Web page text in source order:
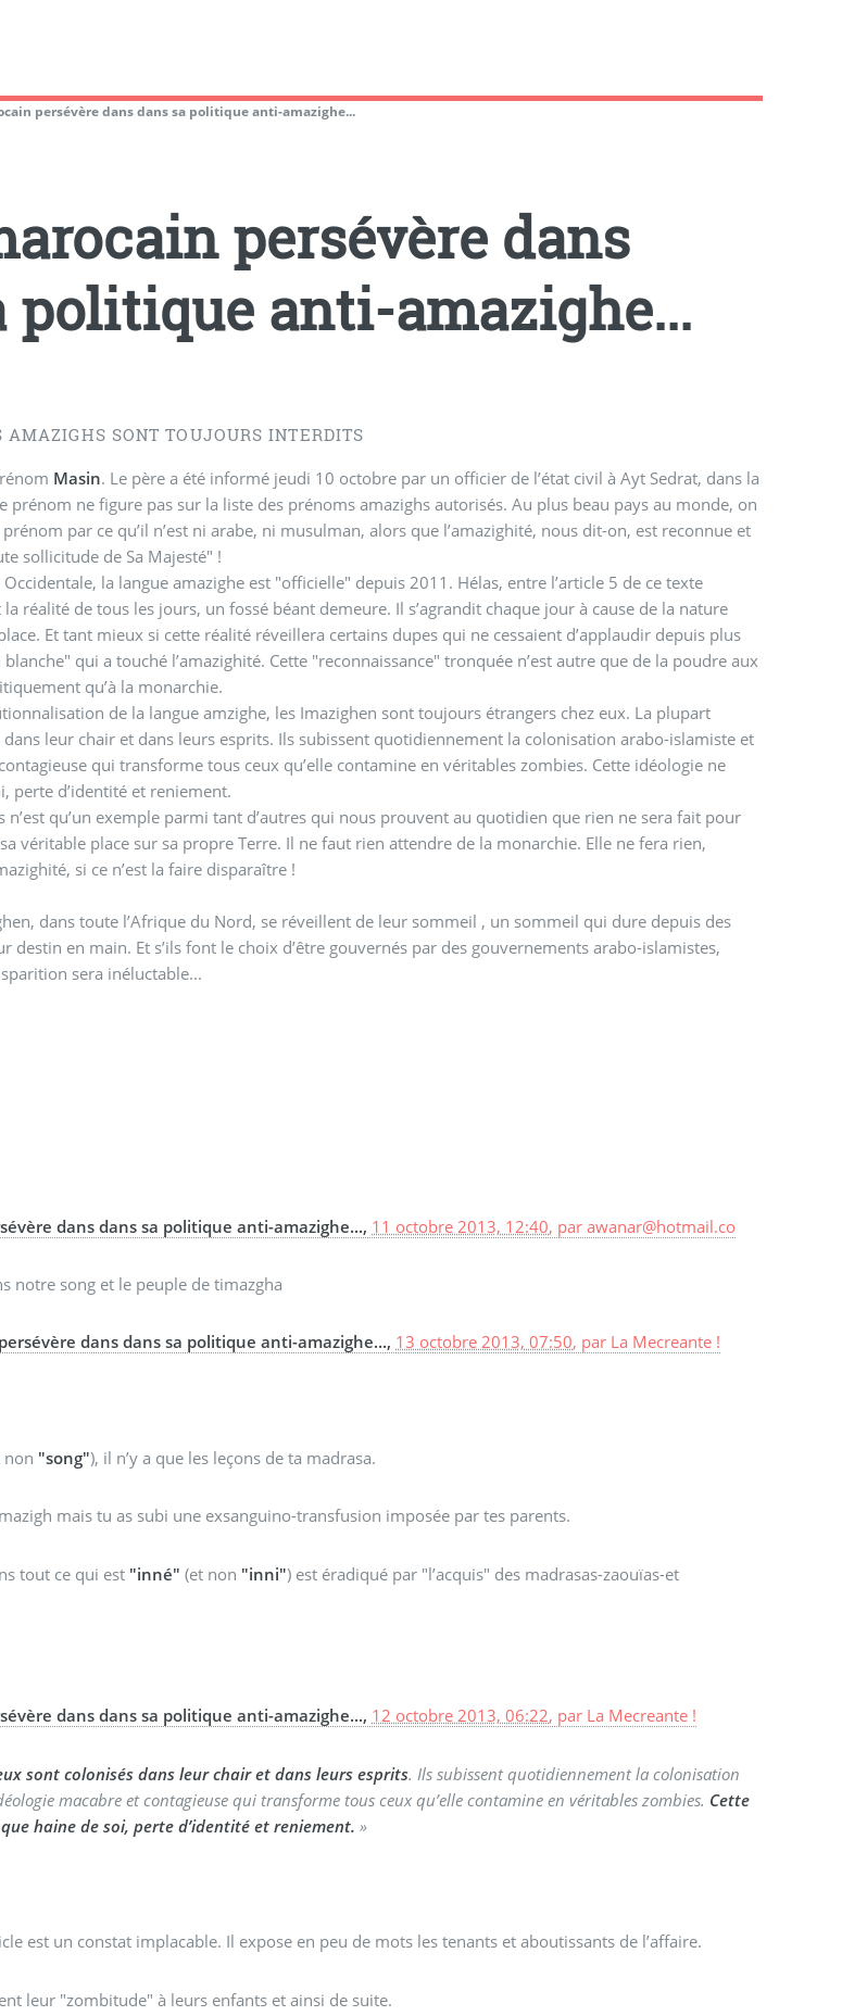
persévère dans dans sa politique anti-amazighe...
persévère dans
politique anti-amazighe...
AMAZIGHS SONT TOUJOURS INTERDITS
Masin. Le père a été informé jeudi 10 octobre par un officier de l’état civil à Ayt Sedrat, dans la
prénom ne figure pas sur la liste des prénoms amazighs autorisés. Au plus beau pays au monde, on
par ce qu’il n’est ni arabe, ni musulman, alors que l’amazighité, nous dit-on, est reconnue et
sollicitude de Sa Majesté" !
Occidentale, la langue amazighe est "officielle" depuis 2011. Hélas, entre l’article 5 de ce texte
réalité de tous les jours, un fossé béant demeure. Il s’agrandit chaque jour à cause de la nature
Et tant mieux si cette réalité réveillera certains dupes qui ne cessaient d’applaudir depuis plus
qui a touché l’amazighité. Cette "reconnaissance" tronquée n’est autre que de la poudre aux
qu’à la monarchie.
de la langue amzighe, les Imazighen sont toujours étrangers chez eux. La plupart
dans leur chair et dans leurs esprits. Ils subissent quotidiennement la colonisation arabo-islamiste et
qui transforme tous ceux qu’elle contamine en véritables zombies. Cette idéologie ne
perte d’identité et reniement.
n’est qu’un exemple parmi tant d’autres qui nous prouvent au quotidien que rien ne sera fait pour
véritable place sur sa propre Terre. Il ne faut rien attendre de la monarchie. Elle ne fera rien,
si ce n’est la faire disparaître !
dans toute l’Afrique du Nord, se réveillent de leur sommeil , un sommeil qui dure depuis des
le choix d’être gouvernés par des gouvernements arabo-islamistes,
sera inéluctable...
dans dans sa politique anti-amazighe..., 11 octobre 2013, 12:40, parawanar@hotmail.co
notre song et le peuple de timazgha
dans dans sa politique anti-amazighe..., 13 octobre 2013, 07:50, par La Mecreante !
non "song"), il n’y a que les leçons de ta madrasa.
mais tu as subi une exsanguino-transfusion imposée par tes parents.
tout ce qui est "inné" (et non "inni") est éradiqué par "l’acquis" des madrasas-zaouïas-et
dans dans sa politique anti-amazighe..., 12 octobre 2013, 06:22, par La Mecreante !
sont colonisés dans leur chair et dans leurs esprits. Ils subissent quotidiennement la colonisation
macabre et contagieuse qui transforme tous ceux qu’elle contamine en véritables zombies. Cette
haine de soi, perte d’identité et reniement. »
est un constat implacable. Il expose en peu de mots les tenants et aboutissants de l’affaire.
leur "zombitude" à leurs enfants et ainsi de suite.